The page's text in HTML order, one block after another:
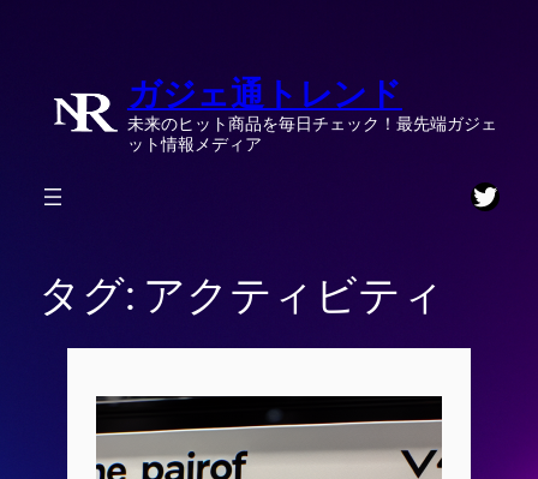
ガジェ通トレンド
未来のヒット商品を毎日チェック！最先端ガジェ
ット情報メディア
タグ: アクティビティ